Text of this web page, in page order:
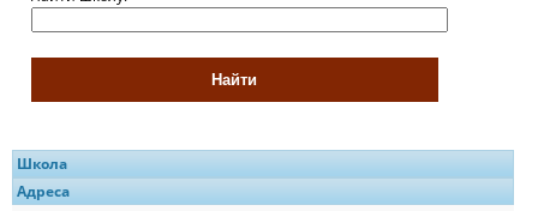
Школа
Адреса